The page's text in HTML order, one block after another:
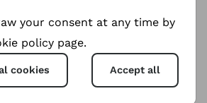
your consent at any time by
policy page.
cookies Accept all